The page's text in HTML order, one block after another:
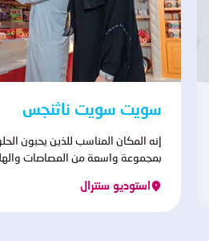
سويت سويت ناثنجس
إنه المكان المناسب للذين يحبون
بمجموعة واسعة من المصاصات
استوديو سنترال